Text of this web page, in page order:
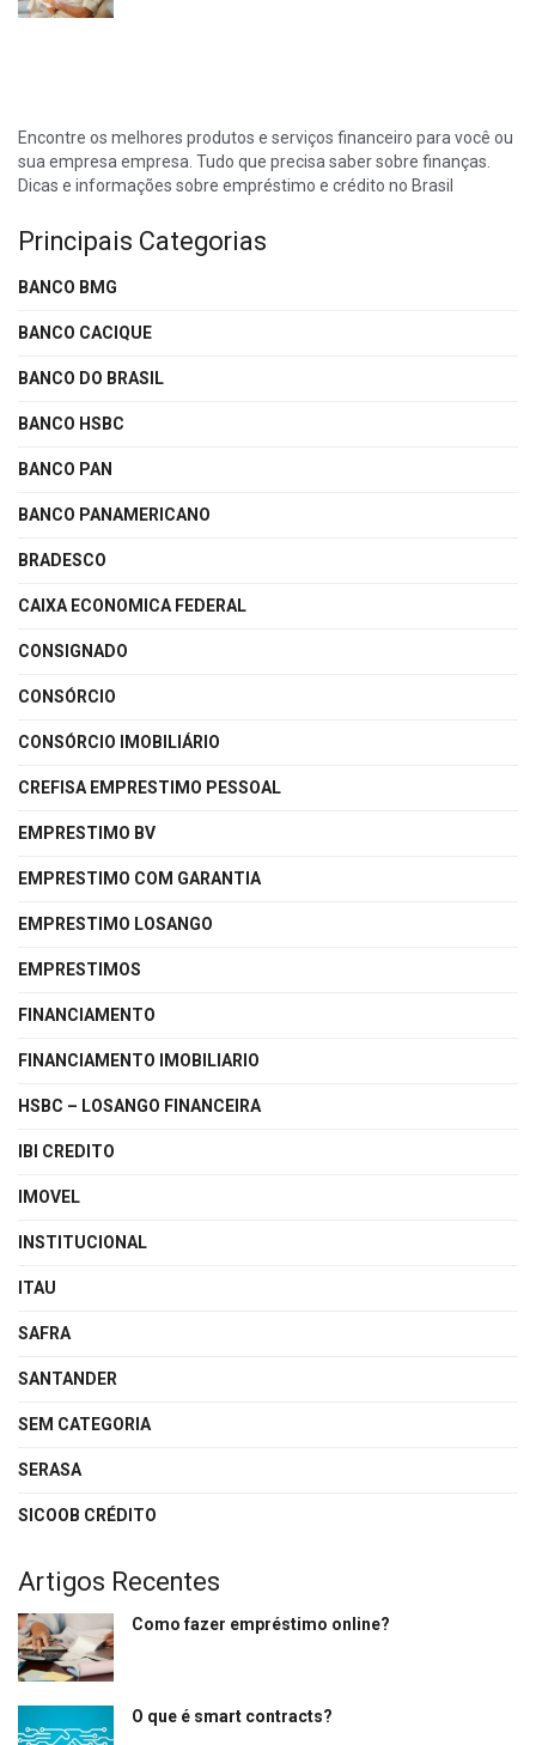
Encontre os melhores produtos e serviços financeiro para você ou
sua empresa empresa. Tudo que precisa saber sobre finanças.
Dicas e informações sobre empréstimo e crédito no Brasil
Principais Categorias
BANCO BMG
BANCO CACIQUE
BANCO DO BRASIL
BANCO HSBC
BANCO PAN
BANCO PANAMERICANO
BRADESCO
CAIXA ECONOMICA FEDERAL
CONSIGNADO
CONSÓRCIO
CONSÓRCIO IMOBILIÁRIO
CREFISA EMPRESTIMO PESSOAL
EMPRESTIMO BV
EMPRESTIMO COM GARANTIA
EMPRESTIMO LOSANGO
EMPRESTIMOS
FINANCIAMENTO
FINANCIAMENTO IMOBILIARIO
HSBC – LOSANGO FINANCEIRA
IBI CREDITO
IMOVEL
INSTITUCIONAL
ITAU
SAFRA
SANTANDER
SEM CATEGORIA
SERASA
SICOOB CRÉDITO
Artigos Recentes
Como fazer empréstimo online?
O que é smart contracts?